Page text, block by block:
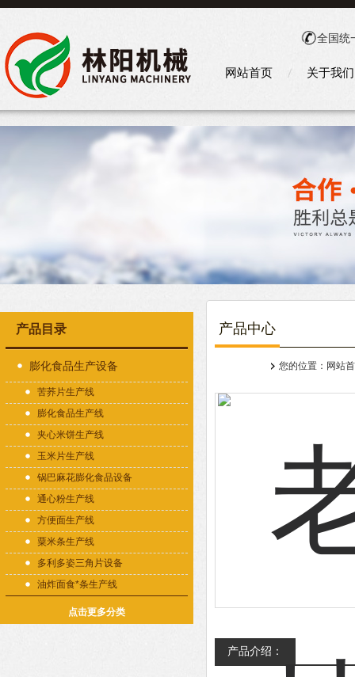
全国统
网站首页 关于我们
产品目录
膨化食品生产设备
苦荞片生产线
膨化食品生产线
夹心米饼生产线
玉米片生产线
锅巴麻花膨化食品设备
通心粉生产线
方便面生产线
粟米条生产线
多利多姿三角片设备
油炸面食*条生产线
点击更多分类
产品中心
您的位置： 网站
产品介绍：